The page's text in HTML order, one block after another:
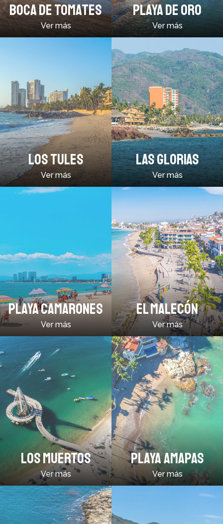
BOCA DE TOMATES
Ver más
PLAYA DE ORO
Ver más
LOS TULES
Ver más
LAS GLORIAS
Ver más
PLAYA CAMARONES
Ver más
EL MALECÓN
Ver más
LOS MUERTOS
Ver más
PLAYA AMAPAS
Ver más